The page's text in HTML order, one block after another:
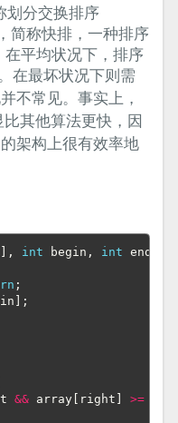
划分交换排序
简称快排，一种排序
在平均状况下，排序
在最坏状况下则需
不常见。事实上，
其他算法更快，因
架构上很有效率地
[], int begin , int end
;
];
&& array right >=